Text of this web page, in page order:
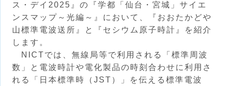
ス・デイ2025』の『学都「仙台・宮城」サイエ
ンスマップ～光編～』において、『おおたかどや
山標準電波送所』と『セシウム原子時計』を紹介
します。
NICTでは、無線局等で利用される「標準周波
数」と電波時計や電化製品の時刻合わせに利用さ
れる「日本標準時（JST）」を伝える標準電波